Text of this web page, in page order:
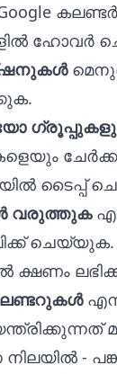
കലണ്ടർ
ടൈപ്പ്
വരുത്തുക
ചെയ്യുക.
ക്ഷണം
നിലയിൽ -